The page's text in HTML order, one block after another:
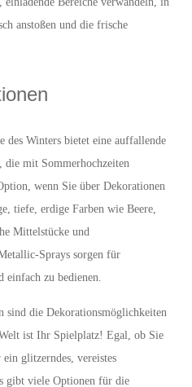
anstoßen und die frische
des Winters bietet eine auffallende
die mit Sommerhochzeiten
wenn Sie über Dekorationen
tiefe, erdige Farben wie Beere,
Mittelstücke und
Sprays sorgen für
einfach zu bedienen.
sind die Dekorationsmöglichkeiten
ist Ihr Spielplatz! Egal, ob Sie
glitzerndes, vereistes
gibt viele Optionen für die